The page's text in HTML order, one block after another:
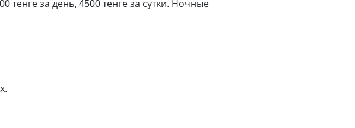
тенге за день, 4500 тенге за сутки. Ночные